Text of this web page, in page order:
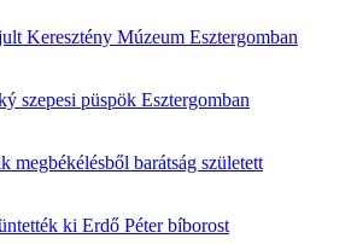
Keresztény Múzeum Esztergomban
szepesi püspök Esztergomban
megbékélésből barátság született
ki Erdő Péter bíborost